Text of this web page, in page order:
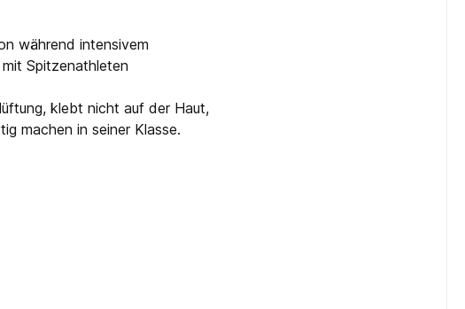
während intensivem
Spitzenathleten
klebt nicht auf der Haut,
machen in seiner Klasse.